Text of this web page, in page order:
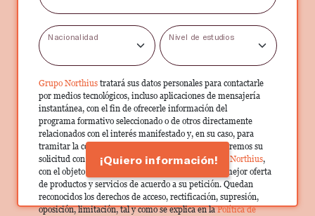
Nacionalidad Nivel de estudios
Grupo Northius tratará sus datos personales para contactarle
por medios tecnológicos, incluso aplicaciones de mensajería
instantánea, con el fin de ofrecerle información del
programa formativo seleccionado o de otros directamente
relacionados con el interés manifestado y, en su caso, para
tramitar la contratación correspondiente. Compartiremos su
solicitud con las empresas que conforman elGrupo Northius,
con el objeto de que estas puedan hacerle llegar la mejor oferta
de productos y servicios de acuerdo a su petición. Quedan
reconocidos los derechos de acceso, rectificación, supresión,
oposición, limitación, tal y como se explica en laPolítica de
¡Quiero información!